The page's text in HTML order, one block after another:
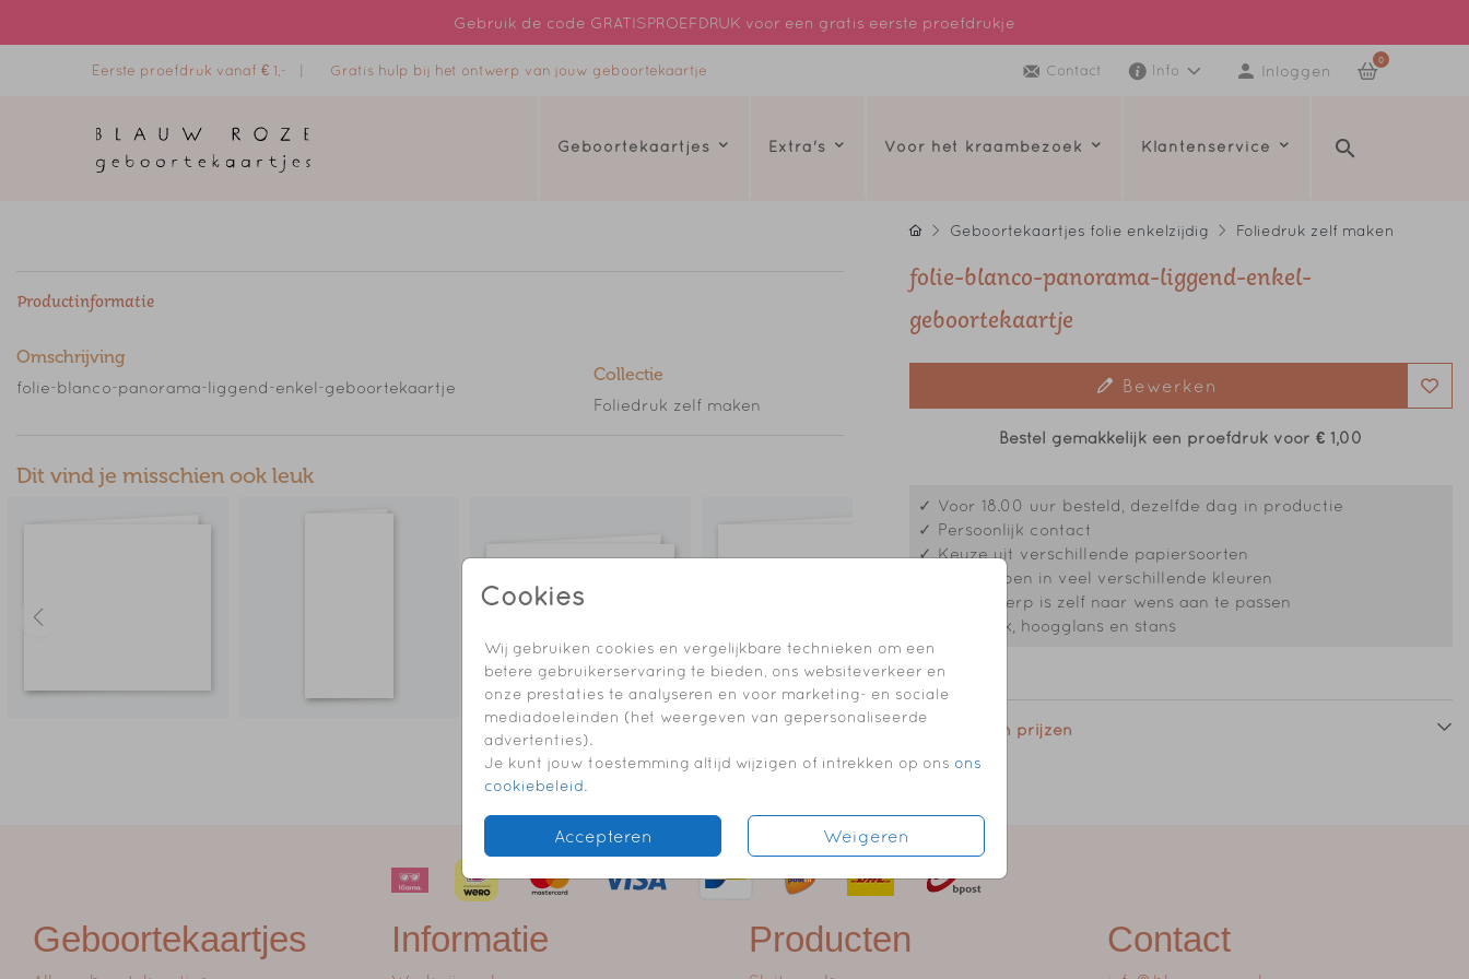
Gebruik de code GRATISPROEFDRUK voor een gratis eerste proefdrukje
Eerste proefdruk vanaf € 1,- | Gratis hulp bij het ontwerp van jouw geboortekaartje Contact Info Inloggen
0
Geboortekaartjes Extra's Voor het kraambezoek Klantenservice
Cookies
Wij gebruiken cookies en vergelijkbare technieken om een
betere gebruikerservaring te bieden, ons websiteverkeer en
onze prestaties te analyseren en voor marketing- en sociale
mediadoeleinden (het weergeven van gepersonaliseerde
advertenties).
Je kunt jouw toestemming altijd wijzigen of intrekken op ons ons
cookiebeleid.
Accepteren Weigeren
Productinformatie
Omschrijving
folie-blanco-panorama-liggend-enkel-geboortekaartje
Collectie
Foliedruk zelf maken
Dit vind je misschien ook leuk
Geboortekaartjes folie enkelzijdig Foliedruk zelf maken
folie-blanco-panorama-liggend-enkel-
geboortekaartje
Bewerken
Bestel gemakkelijk een proefdruk voor € 1,00
✓ Voor 18.00 uur besteld, dezelfde dag in productie
✓ Persoonlijk contact
✓ Keuze uit verschillende papiersoorten
✓ Enveloppen in veel verschillende kleuren
✓ Elk ontwerp is zelf naar wens aan te passen
✓ Foliedruk, hoogglans en stans
Formaten en prijzen
Geboortekaartjes Informatie Producten Contact